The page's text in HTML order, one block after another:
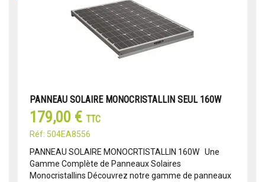
PANNEAU SOLAIRE MONOCRISTALLIN SEUL 160W
179,00 € TTC
Réf: 504EA8556
PANNEAU SOLAIRE MONOCRTISTALLIN 160W Une
Gamme Complète de Panneaux Solaires
Monocristallins Découvrez notre gamme de panneaux